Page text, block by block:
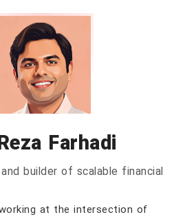
Farhadi
builder of scalable financial
at the intersection of